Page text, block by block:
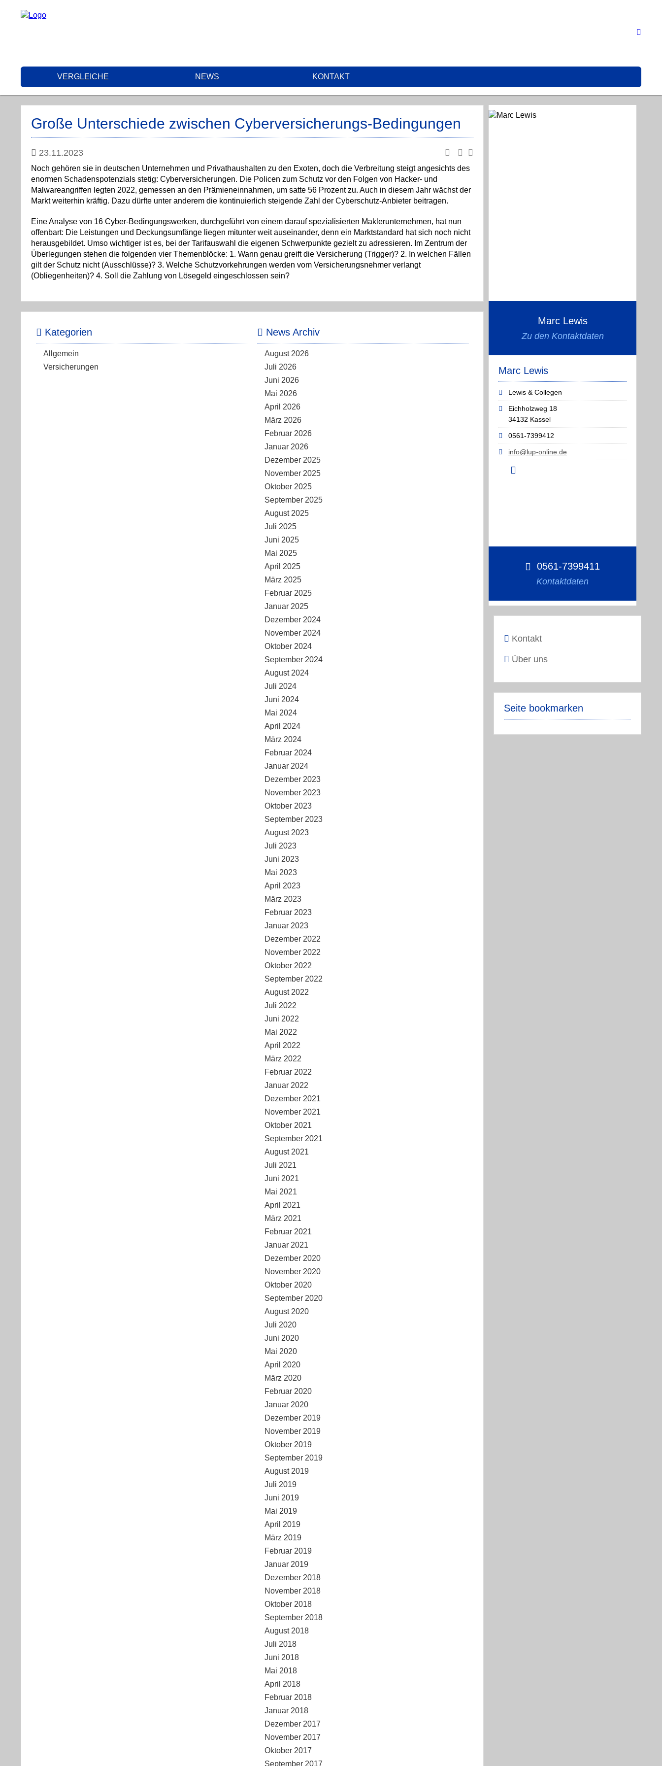
VERGLEICHE NEWS KONTAKT
Marc Lewis
Zu den Kontaktdaten
Marc Lewis
Lewis & Collegen
Eichholzweg 18
34132 Kassel
0561-7399412
info@lup-online.de
0561-7399411
Kontaktdaten
Kontakt
Über uns
Seite bookmarken
Große Unterschiede zwischen Cyberversicherungs-Bedingungen
23.11.2023
Noch gehören sie in deutschen Unternehmen und Privathaushalten zu den Exoten, doch die Verbreitung steigt angesichts des
enormen Schadenspotenzials stetig: Cyberversicherungen. Die Policen zum Schutz vor den Folgen von Hacker- und
Malwareangriffen legten 2022, gemessen an den Prämieneinnahmen, um satte 56 Prozent zu. Auch in diesem Jahr wächst der
Markt weiterhin kräftig. Dazu dürfte unter anderem die kontinuierlich steigende Zahl der Cyberschutz-Anbieter beitragen.
Eine Analyse von 16 Cyber-Bedingungswerken, durchgeführt von einem darauf spezialisierten Maklerunternehmen, hat nun
offenbart: Die Leistungen und Deckungsumfänge liegen mitunter weit auseinander, denn ein Marktstandard hat sich noch nicht
herausgebildet. Umso wichtiger ist es, bei der Tarifauswahl die eigenen Schwerpunkte gezielt zu adressieren. Im Zentrum der
Überlegungen stehen die folgenden vier Themenblöcke: 1. Wann genau greift die Versicherung (Trigger)? 2. In welchen Fällen
gilt der Schutz nicht (Ausschlüsse)? 3. Welche Schutzvorkehrungen werden vom Versicherungsnehmer verlangt
(Obliegenheiten)? 4. Soll die Zahlung von Lösegeld eingeschlossen sein?
Kategorien
Allgemein
Versicherungen
News Archiv
August 2026
Juli 2026
Juni 2026
Mai 2026
April 2026
März 2026
Februar 2026
Januar 2026
Dezember 2025
November 2025
Oktober 2025
September 2025
August 2025
Juli 2025
Juni 2025
Mai 2025
April 2025
März 2025
Februar 2025
Januar 2025
Dezember 2024
November 2024
Oktober 2024
September 2024
August 2024
Juli 2024
Juni 2024
Mai 2024
April 2024
März 2024
Februar 2024
Januar 2024
Dezember 2023
November 2023
Oktober 2023
September 2023
August 2023
Juli 2023
Juni 2023
Mai 2023
April 2023
März 2023
Februar 2023
Januar 2023
Dezember 2022
November 2022
Oktober 2022
September 2022
August 2022
Juli 2022
Juni 2022
Mai 2022
April 2022
März 2022
Februar 2022
Januar 2022
Dezember 2021
November 2021
Oktober 2021
September 2021
August 2021
Juli 2021
Juni 2021
Mai 2021
April 2021
März 2021
Februar 2021
Januar 2021
Dezember 2020
November 2020
Oktober 2020
September 2020
August 2020
Juli 2020
Juni 2020
Mai 2020
April 2020
März 2020
Februar 2020
Januar 2020
Dezember 2019
November 2019
Oktober 2019
September 2019
August 2019
Juli 2019
Juni 2019
Mai 2019
April 2019
März 2019
Februar 2019
Januar 2019
Dezember 2018
November 2018
Oktober 2018
September 2018
August 2018
Juli 2018
Juni 2018
Mai 2018
April 2018
Februar 2018
Januar 2018
Dezember 2017
November 2017
Oktober 2017
September 2017